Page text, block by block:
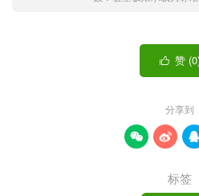
 赞 (0
分享到
  
标签